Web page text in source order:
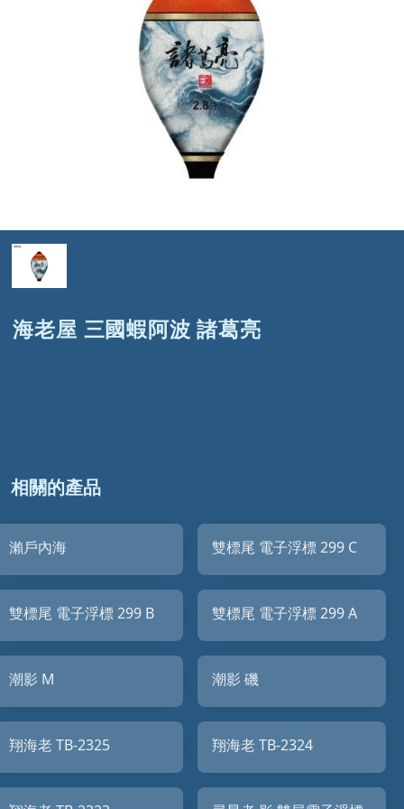
海老屋 三國蝦阿波 諸葛亮
相關的產品
瀨戶內海 雙標尾 電子浮標 299 C
雙標尾 電子浮標 299 B 雙標尾 電子浮標 299 A
潮影 M 潮影 磯
翔海老 TB-2325 翔海老 TB-2324